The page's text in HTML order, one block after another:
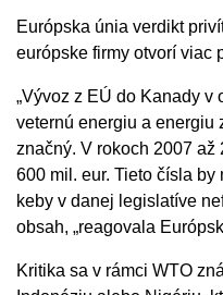
Európska únia verdikt
európske firmy otvorí viac
„Vývoz z EÚ do Kanady v
veternú energiu a energiu
značný. V rokoch 2007
600 mil. eur. Tieto čísla
keby v danej legislatíve
obsah, „reagovala
Kritika sa v rámci WTO